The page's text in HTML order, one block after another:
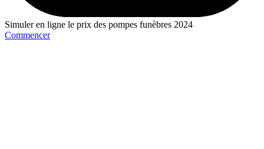
Simuler en ligne le prix des pompes funèbres 2024
Commencer